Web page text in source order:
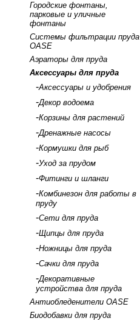
Городские фонтаны,
парковые и уличные
фонтаны
Системы фильтрации пруда
OASE
Аэраторы для пруда
Аксессуары для пруда
-Аксессуары и удобрения
-Декор водоема
-Корзины для растений
-Дренажные насосы
-Кормушки для рыб
-Уход за прудом
-Фитинги и шланги
-Комбинезон для работы в
пруду
-Сети для пруда
-Щипцы для пруда
-Ножницы для пруда
-Сачки для пруда
-Декоративные
устройства для пруда
Антиобледенители OASE
Биодобавки для пруда